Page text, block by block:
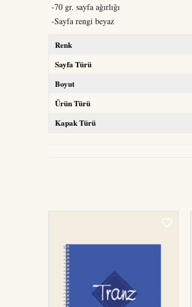
-70 gr. sayfa ağırlığı
-Sayfa rengi beyaz
Renk
Sayfa Türü
Boyut
Ürün Türü
Kapak Türü